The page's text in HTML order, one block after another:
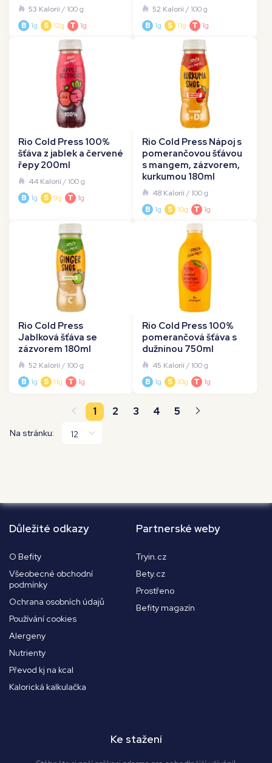
53 Kalorií/ 100 g
B 1g S 12g T 1g
52 Kalorií/ 100 g
B 1g S 11g T 1g
Rio Cold Press 100%
šťáva z jablek a červené
řepy 200ml
44 Kalorií/ 100 g
B 1g S 9g T 1g
Rio Cold Press Nápoj s
pomerančovou šťávou
s mangem, zázvorem,
kurkumou 180ml
48 Kalorií/ 100 g
B 1g S 10g T 1g
Rio Cold Press
Jablková šťáva se
zázvorem 180ml
52 Kalorií/ 100 g
B 1g S 11g T 1g
Rio Cold Press 100%
pomerančová šťáva s
dužninou 750ml
45 Kalorií/ 100 g
B 1g S 10g T 1g
1 2 3 4 5
Na stránku:
Důležité odkazy
O Befity
Všeobecné obchodní
podmínky
Ochrana osobních údajů
Používání cookies
Alergeny
Nutrienty
Převod kj na kcal
Kalorická kalkulačka
Partnerské weby
Tryin.cz
Bety.cz
Prostřeno
Befity magazín
Ke stažení